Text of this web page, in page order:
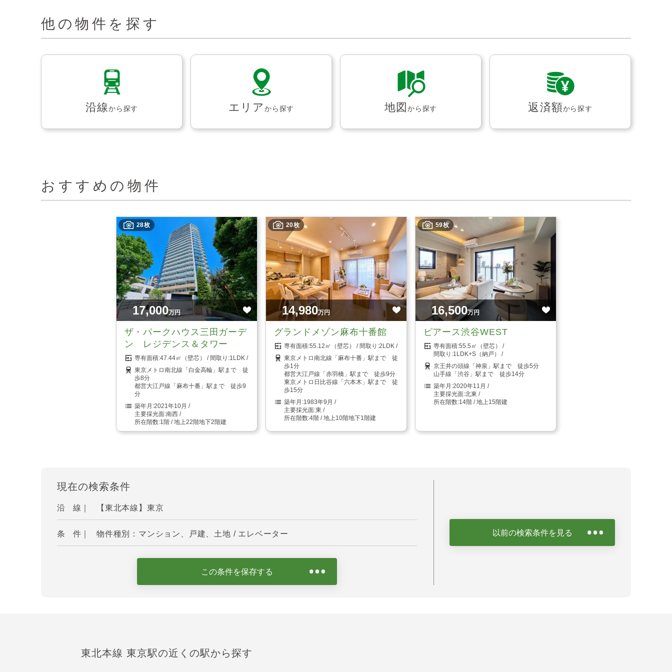
他の物件を探す
沿線から探す エリアから探す 地図から探す 返済額から探す
おすすめの物件
28枚
17,000万円
ザ・パークハウス三田ガーデ
ン レジデンス＆タワー
47.44㎡（壁芯）
1LDK
東京メトロ南北線「白金高輪」駅まで 徒
歩8分
都営大江戸線「麻布十番」駅まで 徒歩9
分
2021年10月
南西
1階 / 地上22階地下2階建
20枚
14,980万円
グランドメゾン麻布十番館
55.12㎡（壁芯）
2LDK
東京メトロ南北線「麻布十番」駅まで 徒
歩1分
都営大江戸線「赤羽橋」駅まで 徒歩9分
東京メトロ日比谷線「六本木」駅まで 徒
歩15分
1983年9月
東
4階 / 地上10階地下1階建
59枚
16,500万円
ピアース渋谷WEST
55.5㎡（壁芯）
1LDK+S（納戸）
京王井の頭線「神泉」駅まで 徒歩5分
山手線「渋谷」駅まで 徒歩14分
2020年11月
北東
14階 / 地上15階建
現在の検索条件
沿 線｜ 【東北本線】東京
条 件｜ 物件種別：マンション、戸建、土地 / エレベーター
この条件を保存する
以前の検索条件を見る
東北本線 東京駅の近くの駅から探す